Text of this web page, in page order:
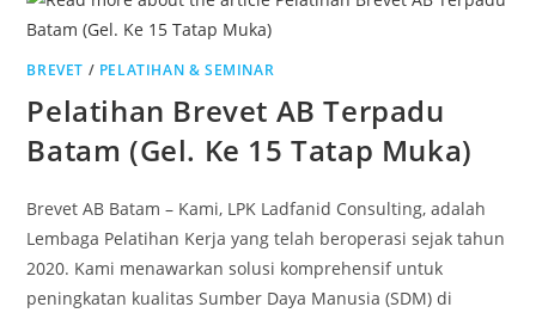
BREVET / PELATIHAN & SEMINAR
Pelatihan Brevet AB Terpadu
Batam (Gel. Ke 15 Tatap Muka)
Brevet AB Batam – Kami, LPK Ladfanid Consulting, adalah
Lembaga Pelatihan Kerja yang telah beroperasi sejak tahun
2020. Kami menawarkan solusi komprehensif untuk
peningkatan kualitas Sumber Daya Manusia (SDM) di